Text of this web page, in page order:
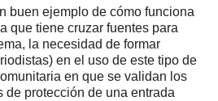
buen ejemplo de cómo funciona
que tiene cruzar fuentes para
la necesidad de formar
en el uso de este tipo de
en que se validan los
de protección de una entrada